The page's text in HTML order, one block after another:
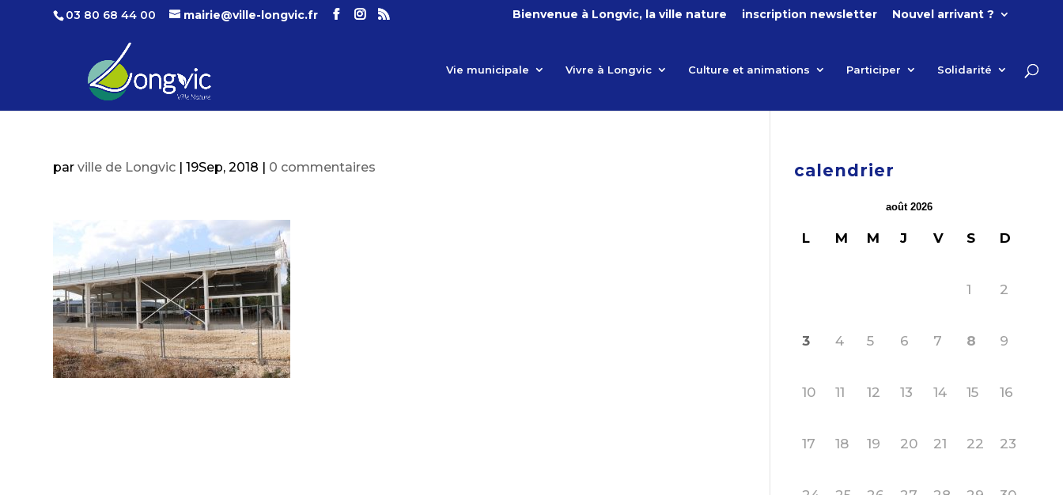
03 80 68 44 00 mairie@ville-longvic.fr Bienvenue à Longvic, la ville nature inscription newsletter Nouvel arrivant ?
Vie municipale Vivre à Longvic Culture et animations Participer Solidarité
parville de Longvic |19Sep, 2018 | 0 commentaires calendrier
août 2026
L M M J V S D
1 2
3 4 5 6 7 8 9
10 11 12 13 14 15 16
17 18 19 20 21 22 23